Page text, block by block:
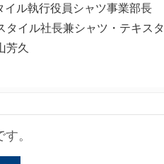
ル執行役員シャツ事業部長
イル社長兼シャツ・テキスタ
芳久
。